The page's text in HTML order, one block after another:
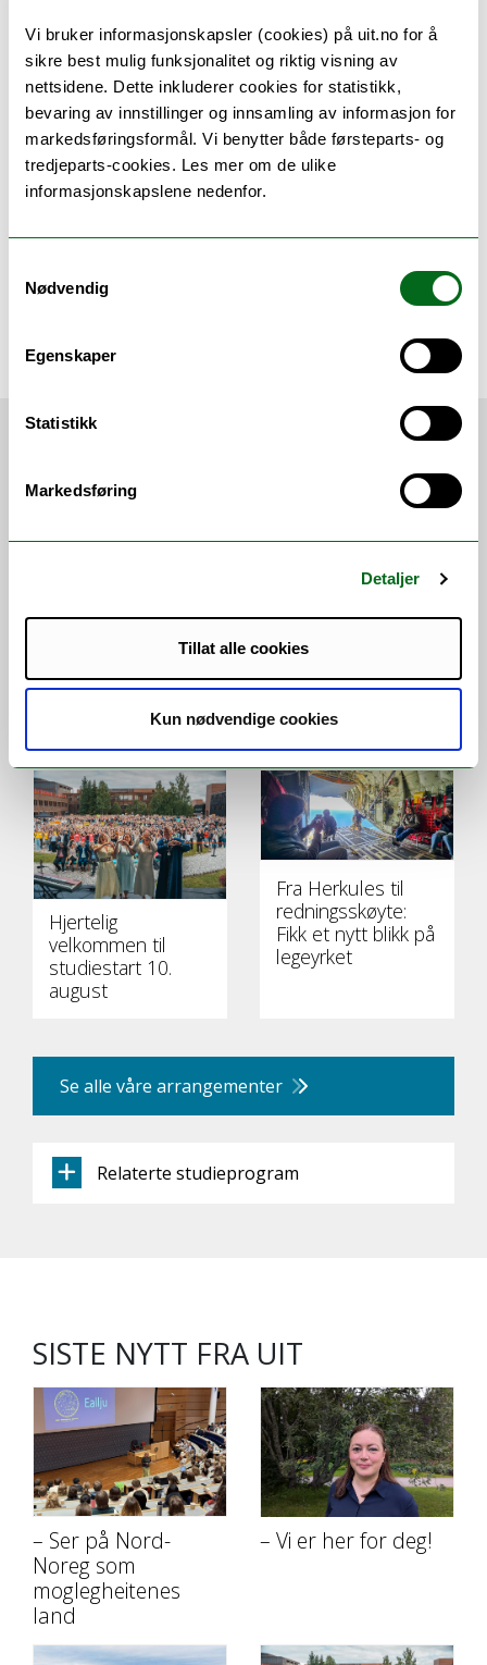
Vi bruker informasjonskapsler (cookies) på uit.no for å
sikre best mulig funksjonalitet og riktig visning av
nettsidene. Dette inkluderer cookies for statistikk,
bevaring av innstillinger og innsamling av informasjon for
markedsføringsformål. Vi benytter både førsteparts- og
tredjeparts-cookies. Les mer om de ulike
informasjonskapslene nedenfor.
Nødvendig
Egenskaper
Statistikk
Markedsføring
Detaljer
Tillat alle cookies
Kun nødvendige cookies
Som seniorrådgjevar vil Olsen få lønnstrinn
80, noko som utgjer 817 000 kroner i året
for tilsvarande full stilling.
Universitetsstyret vedtok 16. desember i
fjor å tilby Dag Rune Olsen stillinga som
rektor ved UiT.Han er tilsett for ein
Publisert: 27.01.21 11:12
Om UiT
anbefaler slush til
fotballmenn!
Urfolksrytmer,
UiT-forskning på
Riddu Riđđu
Hjertelig
velkommen til
studiestart 10.
august
Fra Herkules til
redningsskøyte:
Fikk et nytt blikk på
legeyrket
Se alle våre arrangementer
Relaterte studieprogram
SISTE NYTT FRA UIT
– Ser på Nord-
Noreg som
moglegheitenes
land
– Vi er her for deg!